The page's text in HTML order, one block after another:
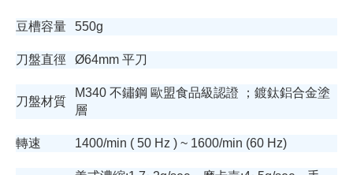
豆槽容量 550g
刀盤直徑 Ø64mm 平刀
刀盤材質
M340 不鏽鋼 歐盟食品級認證 ；鍍鈦鋁合金塗
層
轉速 1400/min ( 50 Hz ) ~ 1600/min (60 Hz)